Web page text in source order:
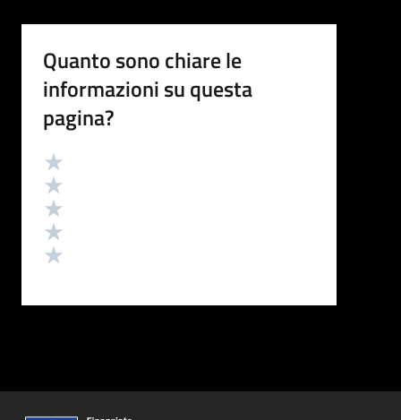
Quanto sono chiare le
informazioni su questa
pagina?
Valutazione